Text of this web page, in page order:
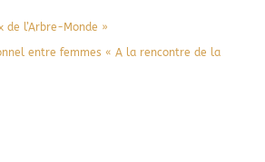
de l’Arbre-Monde »
entre femmes « A la rencontre de la